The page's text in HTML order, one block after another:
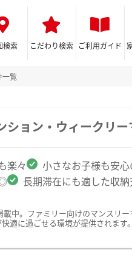
検索 こだわり検索 ご利用ガイド
一覧
ョン・ウィークリ
楽々
小さなお子様も安
長期滞在にも適した収
中。ファミリー向けのマンスリ
に過ごせる環境が提供されます